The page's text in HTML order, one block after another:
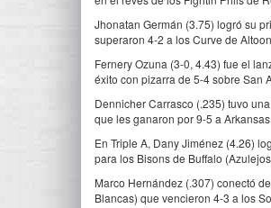
Jhonatan Germán (3.75) logró su
superaron 4-2 a los Curve de
Fernery Ozuna (3-0, 4.43) fue el
éxito con pizarra de 5-4 sobre San
Dennicher Carrasco (.235) tuvo
que les ganaron por 9-5 a
En Triple A, Dany Jiménez (4.26)
para los Bisons de Buffalo
Marco Hernández (.307) conectó
Blancas) que vencieron 4-3 a los